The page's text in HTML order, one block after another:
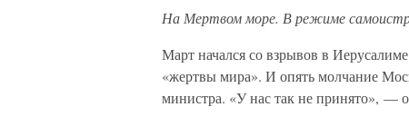
На Мертвом море. В режиме
Март начался со взрывов в
«жертвы мира». И опять молчание
министра. «У нас так не принято», —